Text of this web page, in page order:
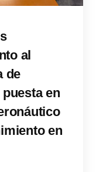
al
de
en
en